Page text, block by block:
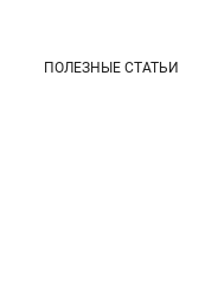
ПОЛЕЗНЫЕ СТАТЬИ